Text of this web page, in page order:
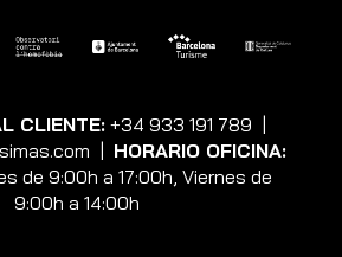
CLIENTE: +34 933 191 789 |
| HORARIO OFICINA:
de 9:00h a 17:00h, Viernes de
9:00h a 14:00h